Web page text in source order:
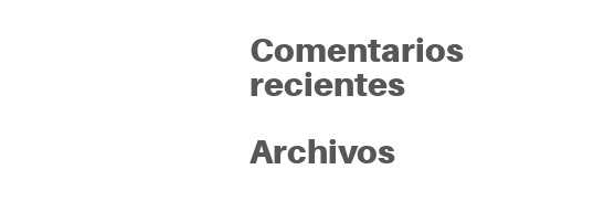
Comentarios
recientes
Archivos